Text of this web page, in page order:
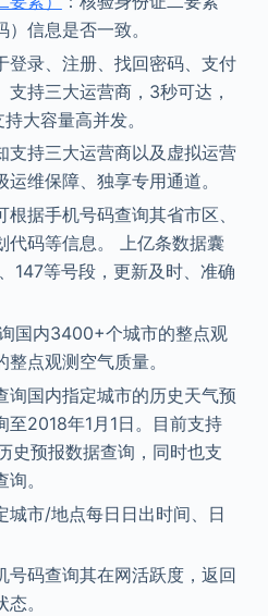
）信息是否一致。
登录、注册、找回密码、支付
持三大运营商，3秒可达，
大容量高并发。
支持三大运营商以及虚拟运营
维保障、独享专用通道。
根据手机号码查询其省市区、
代码等信息。 上亿条数据囊
147等号段，更新及时、准确
询国内3400+个城市的整点观
点观测空气质量。
询国内指定城市的历史天气预
至2018年1月1日。目前支持
史预报数据查询，同时也支
。
城市/地点每日日出时间、日
号码查询其在网活跃度，返回
。